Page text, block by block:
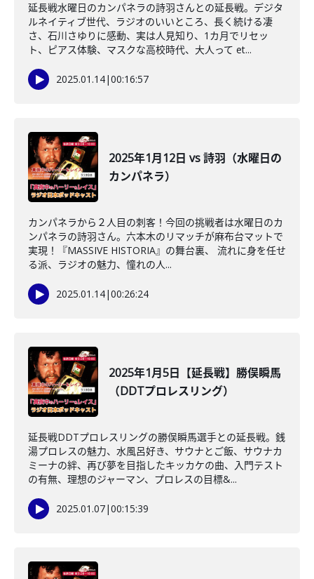
延長戦水曜日のカンパネラの詩羽さんとの延長戦。デジタ
ルネイティブ世代、ラジオのいいところ、長く続ける凄
さ、石川さゆりに感動、実は人見知り、1カ月でリセッ
ト、ピアス体験、マスクな高校時代、大人って et...
2025.01.14|00:16:57
2025年1月12日 vs 詩羽（水曜日の
カンパネラ）
カンパネラから２人目の刺客！今回の挑戦者は水曜日のカ
ンパネラの詩羽さん。六本木のリマッチが麻布台マットで
実現！『MASSIVE HISTORIA』の舞台裏、 流れに身を任せ
る派、ラジオの魅力、憧れの人...
2025.01.14|00:26:24
2025年1月5日【延長戦】勝俣瞬馬
（DDTプロレスリング）
延長戦DDTプロレスリングの勝俣瞬馬選手との延長戦。銭
湯プロレスの魅力、水風呂好き、サウナとご飯、サウナカ
ミーナの絆、再び夢を目指したキッカケの曲、入門テスト
の有無、理想のジャーマン、プロレスの目標&...
2025.01.07|00:15:39